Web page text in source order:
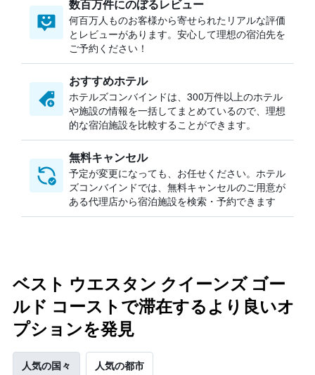
数百万件にのぼるレビュー
何百万人ものお客様から寄せられたリアルな評価
とレビューがあります。安心して理想の宿泊先を
ご予約ください！
おすすめホテル
ホテルズコンバインドは、300万件以上のホテル
や施設の情報を一括してまとめているので、理想
的な宿泊施設を比較することができます。
無料キャンセル
予定が変更になっても、お任せください。ホテル
ズコンバインドでは、無料キャンセルのご用意が
ある代理店から宿泊施設を検索・予約できます
ベスト ウエスタン クイーンズ ゴー
ルド コーストで滞在するより良いオ
プションを発見
人気の国々 人気の都市